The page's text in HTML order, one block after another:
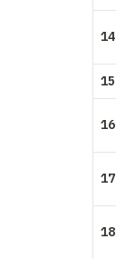
14
15
16
17
18